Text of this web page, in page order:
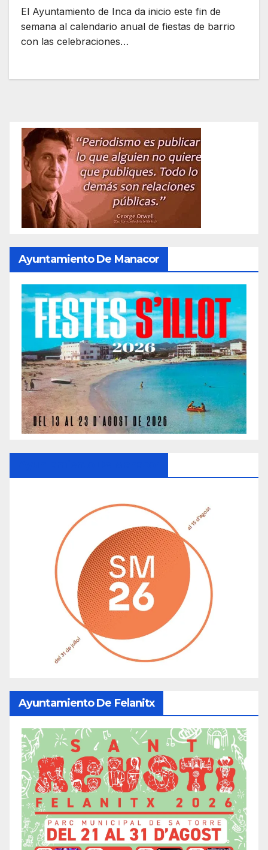
El Ayuntamiento de Inca da inicio este fin de
semana al calendario anual de fiestas de barrio
con las celebraciones…
Ayuntamiento De Manacor
Ayuntamiento De Felanitx